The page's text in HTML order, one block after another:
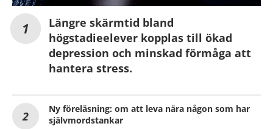
Längre skärmtid bland
högstadieelever kopplas till ökad
depression och minskad förmåga att
hantera stress.
Ny föreläsning: om att leva nära någon som har
självmordstankar